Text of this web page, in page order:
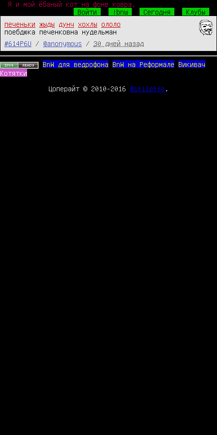
Я и мой ёбаный кот на фоне ковра.
Войти
!bnw Сегодня
Клубы
печеньки
жыды дунч хохлы
ололо
поебдюка печенковна нудельман
#614P6U
/ @anonymous / 30 дней назад
BnW для ведрофона BnW на Реформале
Викивач
Котятки
Цоперайт © 2010-2016 @stiletto